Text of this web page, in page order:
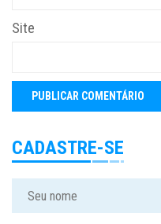
Site
CADASTRE-SE